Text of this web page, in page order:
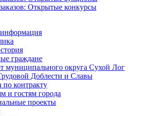
Открытые конкурсы
граждане
муниципального округа Сухой Лог
Доблести и Славы
контракту
и гостям города
проекты